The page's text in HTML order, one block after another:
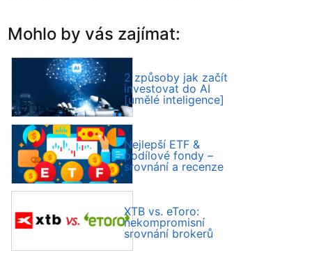
Mohlo by vás zajímat:
2 způsoby jak začít
investovat do AI
[umělé inteligence]
Nejlepší ETF &
podílové fondy –
srovnání a recenze
XTB vs. eToro:
nekompromisní
srovnání brokerů